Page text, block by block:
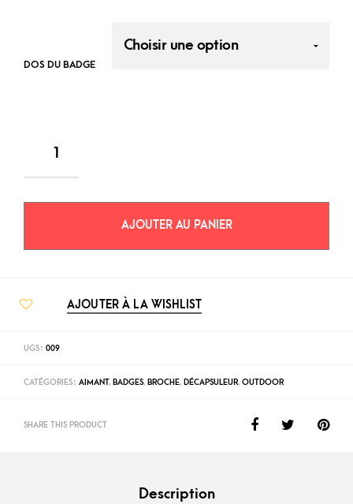
DOS DU BADGE
AJOUTER AU PANIER
AJOUTER À LA WISHLIST
UGS : 009
CATÉGORIES : AIMANT, BADGES, BROCHE, DÉCAPSULEUR, OUTDOOR
SHARE THIS PRODUCT
Description